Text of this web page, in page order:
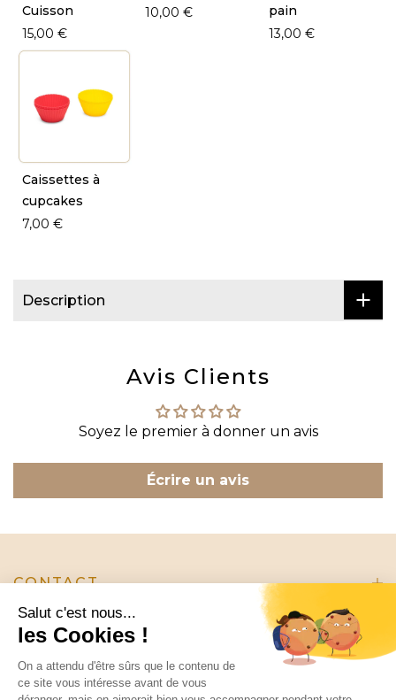
Cuisson
15,00 €
10,00 €
pain
13,00 €
Caissettes à
cupcakes
7,00 €
Description
Avis Clients
Soyez le premier à donner un avis
Écrire un avis
CONTACT
INFORMATION
EN SAVOIR PLUS